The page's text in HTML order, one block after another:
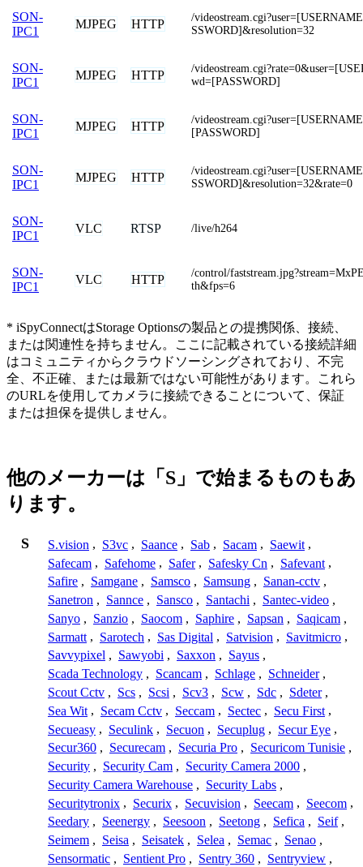
SON-
IPC1
MJPEG HTTP
/
SSWORD]&resolution=32
SON-
IPC1
MJPEG HTTP
/
wd=[PASSWORD]
SON-
IPC1
MJPEG HTTP
/
[PASSWORD]
SON-
IPC1
MJPEG HTTP
/
SSWORD]&resolution=32&rate=0
SON-
IPC1
VLC RTSP /live/h264
SON-
IPC1
VLC HTTP
/control/
th&fps=6
* iSpyConnectはStorage Optionsの製品との提携関係、接続、
または関連性を持ちません。ここに記載されている接続詳細
はコミュニティからクラウドソーシングされており、不完
全、不正確、または最新ではない可能性があります。これら
のURLを使用してカメラに接続できることについて、保証
または担保を提供しません。
他のメーカーは「S」で始まるものもあ
ります。
S S.vision , S3vc , Saance , Sab , Sacam , Saewit ,
Safecam , Safehome , Safer , Safesky Cn , Safevant ,
Safire , Samgane , Samsco , Samsung , Sanan-cctv ,
Sanetron , Sannce , Sansco , Santachi , Santec-video ,
Sanyo , Sanzio , Saocom , Saphire , Sapsan , Saqicam ,
Sarmatt , Sarotech , Sas Digital , Satvision , Savitmicro ,
Savvypixel , Sawyobi , Saxxon , Sayus ,
Scada Technology , Scancam , Schlage , Schneider ,
Scout Cctv , Scs , Scsi , Scv3 , Scw , Sdc , Sdeter ,
Sea Wit , Secam Cctv , Seccam , Sectec , Secu First ,
Secueasy , Seculink , Secuon , Secuplug , Secur Eye ,
Secur360 , Securecam , Securia Pro , Securicom Tunisie ,
Security , Security Cam , Security Camera 2000 ,
Security Camera Warehouse , Security Labs ,
Securitytronix , Securix , Secuvision , Seecam , Seecom ,
Seedary , Seenergy , Seesoon , Seetong , Sefica , Seif ,
Seimem , Seisa , Seisatek , Selea , Semac , Senao ,
Sensormatic , Sentient Pro , Sentry 360 , Sentryview ,